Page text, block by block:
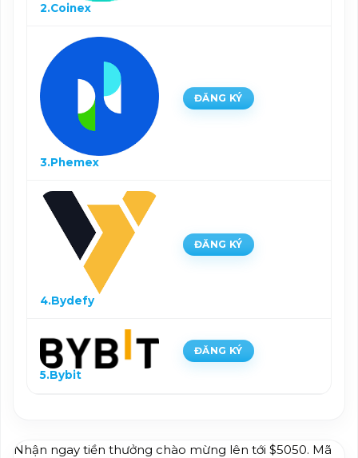
2.Coinex
3.Phemex
ĐĂNG KÝ
4.Bydefy
ĐĂNG KÝ
5.Bybit
ĐĂNG KÝ
Nhận ngay tiền thưởng chào mừng lên tới $5050. Mã